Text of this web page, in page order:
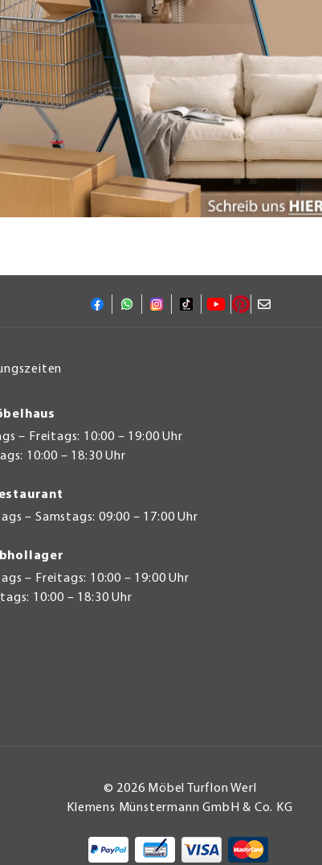
– Freitags: 10:00 – 19:00 Uhr
10:00 – 18:30 Uhr
– Samstags: 09:00 – 17:00 Uhr
– Freitags: 10:00 – 19:00 Uhr
10:00 – 18:30 Uhr
© 2026 Möbel Turflon Werl
Klemens Münstermann GmbH & Co. KG